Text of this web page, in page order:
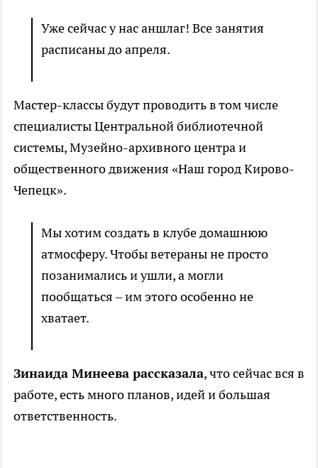
Уже сейчас у нас аншлаг! Все занятия
расписаны до апреля.
Мастер-классы будут проводить в том числе
специалисты Центральной библиотечной
системы, Музейно-архивного центра и
общественного движения «Наш город Кирово-
Чепецк».
Мы хотим создать в клубе домашнюю
атмосферу. Чтобы ветераны не просто
позанимались и ушли, а могли
пообщаться – им этого особенно не
хватает.
Зинаида Минеева рассказала, что сейчас вся в
работе, есть много планов, идей и большая
ответственность.